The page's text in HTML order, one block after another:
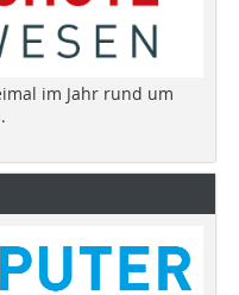
im Jahr rund um